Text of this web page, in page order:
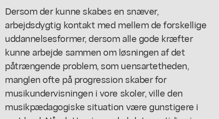
Dersom der kunne skabes en snæver,
arbejdsdygtig kontakt med mellem de forskellige
uddannelsesformer, dersom alle gode kræfter
kunne arbejde sammen om løsningen af det
påtrængende problem, som uensartetheden,
manglen ofte på progression skaber for
musikundervisningen i vore skoler, ville den
musikpædagogiske situation være gunstigere i